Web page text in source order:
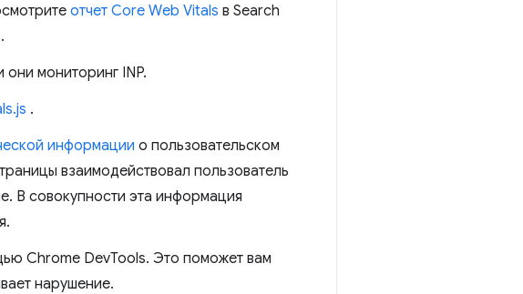
отчет Core Web Vitals в Search
.
мониторинг INP.
.
информации о пользовательском
взаимодействовал пользователь
В совокупности эта информация
Chrome DevTools. Это поможет вам
нарушение.